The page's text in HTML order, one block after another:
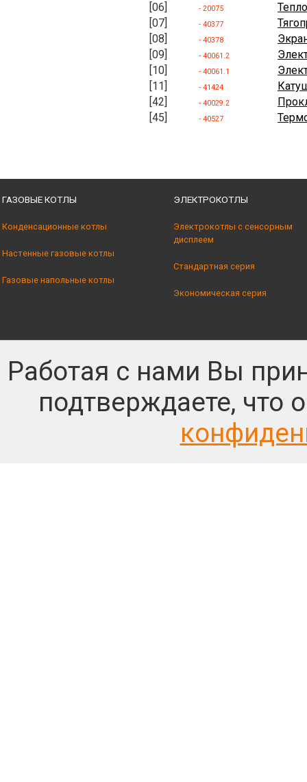
[06]
- 20075
[07]
- 40377
[08]
- 40378
[09]
- 40061.2
[10]
- 40061.1
[11]
- 41424
[42]
- 40029.2
[45]
- 40527
ГАЗОВЫЕ КОТЛЫ
Конденсационные котлы
Настенные газовые котлы
Газовые напольные котлы
ЭЛЕКТРОКОТЛЫ
Электрокотлы с сенсорным
дисплеем
Стандартная серия
Экономическая серия
Работая с нами Вы
подтверждаете, что